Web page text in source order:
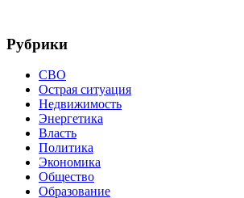
Рубрики
СВО
Острая ситуация
Недвижимость
Энергетика
Власть
Политика
Экономика
Общество
Образование